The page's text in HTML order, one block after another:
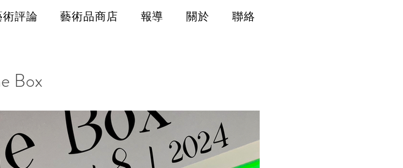
術評論 藝術品商店 報導 關於 聯絡
Box